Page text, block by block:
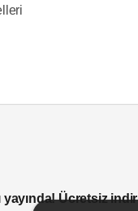
Ücretsiz